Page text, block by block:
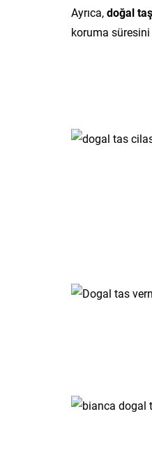
Ayrıca,doğal
koruma süresini